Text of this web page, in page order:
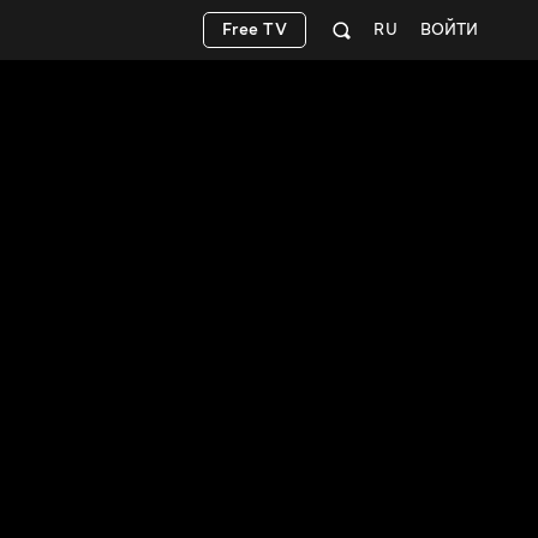
ВОЙТИ
RU
Free TV